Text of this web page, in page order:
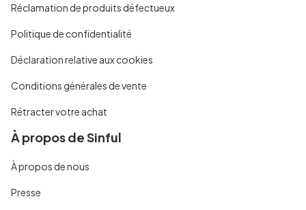
Réclamation de produits défectueux
Politique de confidentialité
Déclaration relative aux cookies
Conditions générales de vente
Rétracter votre achat
À propos de Sinful
À propos de nous
Presse